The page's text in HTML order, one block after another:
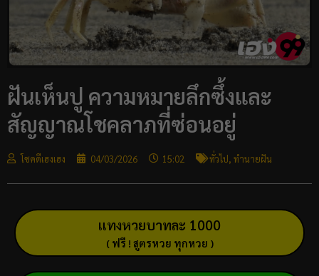
ฝันเห็นปู ความหมายลึกซึ้งและ
สัญญาณโชคลาภที่ซ่อนอยู่
โชคดีเฮงเฮง 04/03/2026 15:02 ทั่วไป, ทำนายฝัน
แทงหวยบาทละ 1000
( ฟรี ! สูตรหวย ทุกหวย )